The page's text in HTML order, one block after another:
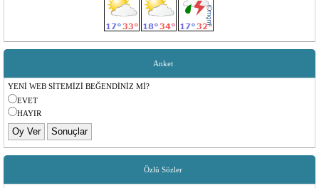
Garanti Bankası - Ümraniye Sanayi
IBAN: TR65 0006 2000 7870 0006 2985 79
Hesap Sahibi: TOKAT REŞADİYE GÖKKÖYÜ SOSYAL YARDIMLAŞMA
Anket
YENİ WEB SİTEMİZİ BEĞENDİNİZ Mİ?
EVET
HAYIR
Özlü Sözler